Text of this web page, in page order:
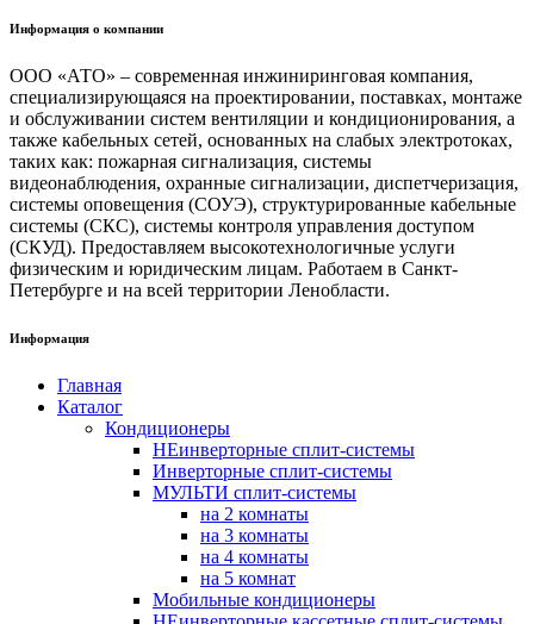
Информация о компании
ООО «АТО» – современная инжиниринговая компания,
специализирующаяся на проектировании, поставках, монтаже
и обслуживании систем вентиляции и кондиционирования, а
также кабельных сетей, основанных на слабых электротоках,
таких как: пожарная сигнализация, системы
видеонаблюдения, охранные сигнализации, диспетчеризация,
системы оповещения (СОУЭ), структурированные кабельные
системы (СКС), системы контроля управления доступом
(СКУД). Предоставляем высокотехнологичные услуги
физическим и юридическим лицам. Работаем в Санкт-
Петербурге и на всей территории Ленобласти.
Информация
Главная
Каталог
Кондиционеры
НЕинверторные сплит-системы
Инверторные сплит-системы
МУЛЬТИ сплит-системы
на 2 комнаты
на 3 комнаты
на 4 комнаты
на 5 комнат
Мобильные кондиционеры